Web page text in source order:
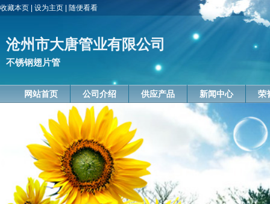
收藏本页 设为主页 随便看看
沧州市大唐管业有限公司
不锈钢翅片管
网站首页 公司介绍 供应产品 新闻中心 荣